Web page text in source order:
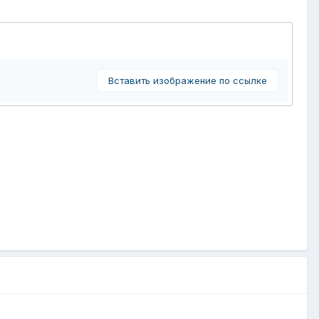
Вставить изображение по ссылке